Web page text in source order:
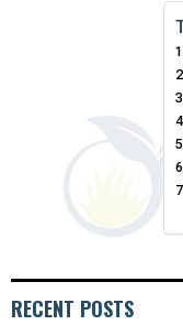
B
O
O
K
RECENT POSTS